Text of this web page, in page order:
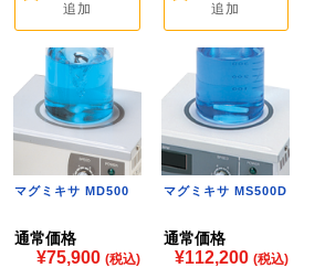
追加
追加
マグミキサ MD500
通常価格
¥75,900 (税込)
マグミキサ MS500D
通常価格
¥112,200(税込)